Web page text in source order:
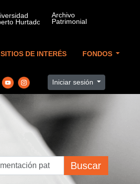
SITIOS DE INTERÉS FONDOS
Iniciar sesión
Buscar